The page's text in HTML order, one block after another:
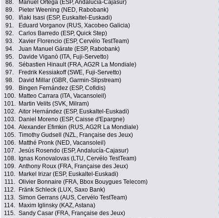
88.
Manuel Ortega (ESP, Andalucía-Cajasur)
89.
Pieter Weening (NED, Rabobank)
90.
Iñaki Isasi (ESP, Euskaltel-Euskadi)
91.
Eduard Vorganov (RUS, Xacobeo Galicia)
92.
Carlos Barredo (ESP, Quick Step)
93.
Xavier Florencio (ESP, Cervélo TestTeam)
94.
Juan Manuel Gárate (ESP, Rabobank)
95.
Davide Viganò (ITA, Fuji-Servetto)
96.
Sébastien Hinault (FRA, AG2R La Mondiale)
97.
Fredrik Kessiakoff (SWE, Fuji-Servetto)
98.
David Millar (GBR, Garmin-Slipstream)
99.
Bingen Fernández (ESP, Cofidis)
100.
Matteo Carrara (ITA, Vacansoleil)
101.
Martin Velits (SVK, Milram)
102. Aitor Hernández (ESP, Euskaltel-Euskadi)
103.
Daniel Moreno (ESP, Caisse d'Epargne)
104. Alexander Efimkin (RUS, AG2R La Mondiale)
105. Timothy Gudsell (NZL, Française des Jeux)
106.
Matthé Pronk (NED, Vacansoleil)
107. Jesús Rosendo (ESP, Andalucía-Cajasur)
108.
Ignas Konovalovas (LTU, Cervélo TestTeam)
109. Anthony Roux (FRA, Française des Jeux)
110.
Markel Irizar (ESP, Euskaltel-Euskadi)
111. Olivier Bonnaire (FRA, Bbox Bouygues Telecom)
112.
Fränk Schleck (LUX, Saxo Bank)
113. Simon Gerrans (AUS, Cervélo TestTeam)
114.
Maxim Iglinsky (KAZ, Astana)
115. Sandy Casar (FRA, Française des Jeux)